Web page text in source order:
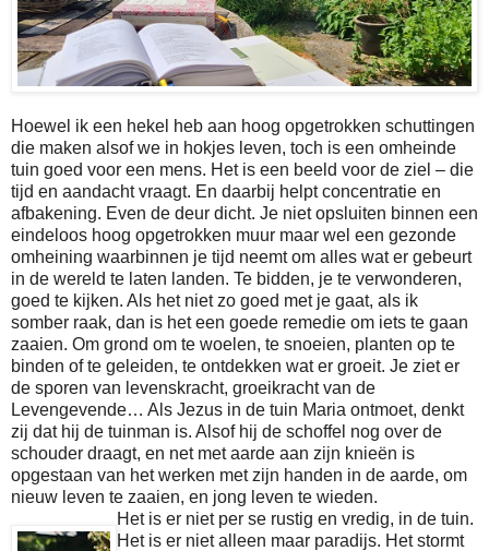
Hoewel ik een hekel heb aan hoog opgetrokken schuttingen
die maken alsof we in hokjes leven, toch is een omheinde
tuin goed voor een mens. Het is een beeld voor de ziel – die
tijd en aandacht vraagt. En daarbij helpt concentratie en
afbakening. Even de deur dicht. Je niet opsluiten binnen een
eindeloos hoog opgetrokken muur maar wel een gezonde
omheining waarbinnen je tijd neemt om alles wat er gebeurt
in de wereld te laten landen. Te bidden, je te verwonderen,
goed te kijken. Als het niet zo goed met je gaat, als ik
somber raak, dan is het een goede remedie om iets te gaan
zaaien. Om grond om te woelen, te snoeien, planten op te
binden of te geleiden, te ontdekken wat er groeit. Je ziet er
de sporen van levenskracht, groeikracht van de
Levengevende… Als Jezus in de tuin Maria ontmoet, denkt
zij dat hij de tuinman is. Alsof hij de schoffel nog over de
schouder draagt, en net met aarde aan zijn knieën is
opgestaan van het werken met zijn handen in de aarde, om
nieuw leven te zaaien, en jong leven te wieden.
Het is er niet per se rustig en vredig, in de tuin.
Het is er niet alleen maar paradijs. Het stormt